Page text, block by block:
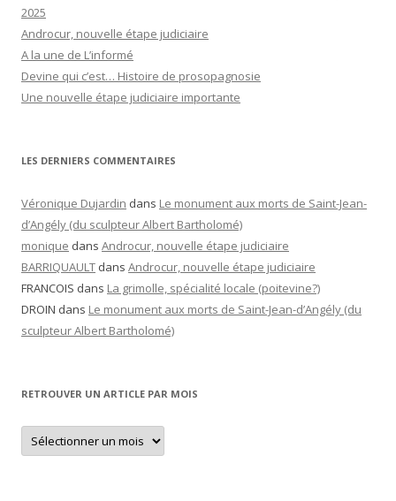
2025
Androcur, nouvelle étape judiciaire
A la une de L’informé
Devine qui c’est… Histoire de prosopagnosie
Une nouvelle étape judiciaire importante
LES DERNIERS COMMENTAIRES
Véronique Dujardin dans Le monument aux morts de Saint-Jean-
d’Angély (du sculpteur Albert Bartholomé)
monique dans Androcur, nouvelle étape judiciaire
BARRIQUAULT dans Androcur, nouvelle étape judiciaire
FRANCOIS dans La grimolle, spécialité locale (poitevine?)
DROIN dans Le monument aux morts de Saint-Jean-d’Angély (du
sculpteur Albert Bartholomé)
RETROUVER UN ARTICLE PAR MOIS
Retrouver
un
article